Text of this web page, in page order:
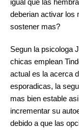
igual que las
deberian activar los
sostener mas?
Segun la psicologa
chicas emplean
actual es la acerca
esporadicas, la
mas bien estable
incrementar su
debido a que las